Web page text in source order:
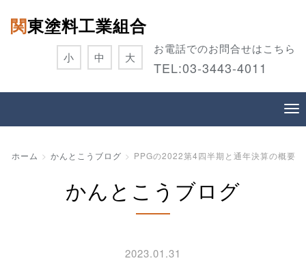
関東塗料工業組合
お電話でのお問合せはこちら
TEL:03-3443-4011
小 中 大
ホーム かんとこうブログ PPGの2022第4四半期と通年決算の概要
かんとこうブログ
2023.01.31